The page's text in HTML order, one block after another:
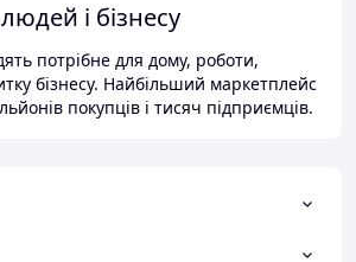
і бізнесу
потрібне для дому, роботи,
бізнесу. Найбільший маркетплейс
покупців і тисяч підприємців.